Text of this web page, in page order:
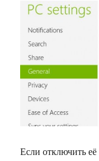
Если отключить её